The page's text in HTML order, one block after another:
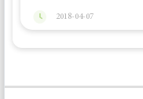
2018-04-07